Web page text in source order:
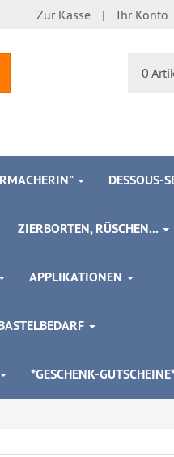
Zur Kasse Ihr Konto
0
DESSOUS-
ZIERBORTEN, RÜSCHEN...
APPLIKATIONEN
*GESCHENK-